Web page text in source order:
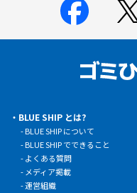
BLUE SHIP とは?
BLUE SHIP について
BLUE SHIP でできること
よくある質問
メディア掲載
運営組織